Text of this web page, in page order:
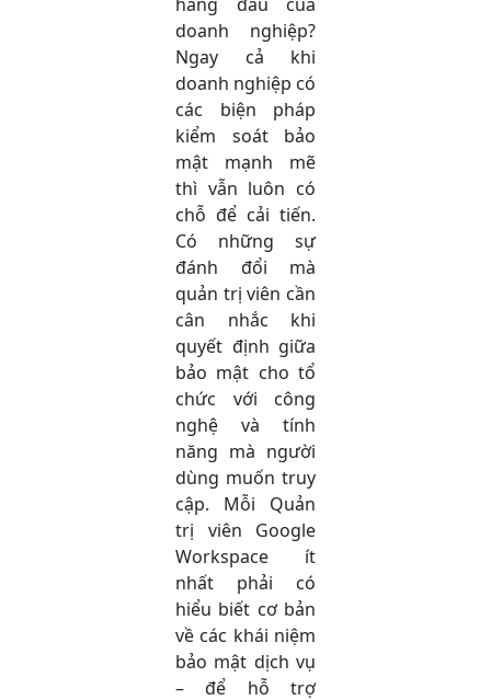
doanh nghiệp?
Ngay cả khi
doanh nghiệp có
các biện pháp
kiểm soát bảo
mật mạnh mẽ
thì vẫn luôn có
chỗ để cải tiến.
Có những sự
đánh đổi mà
quản trị viên cần
cân nhắc khi
quyết định giữa
bảo mật cho tổ
chức với công
nghệ và tính
năng mà người
dùng muốn truy
cập. Mỗi Quản
trị viên Google
Workspace ít
nhất phải có
hiểu biết cơ bản
về các khái niệm
bảo mật dịch vụ
– để hỗ trợ